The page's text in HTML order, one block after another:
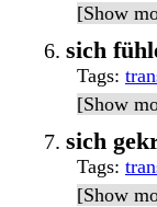
[Show
sich
Tags:
[Show
sich
Tags:
[Show